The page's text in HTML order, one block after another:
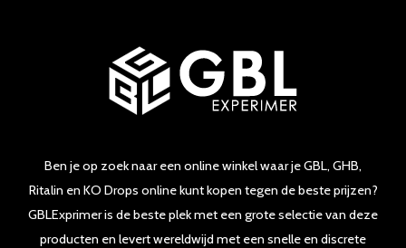
Ben je op zoek naar een online winkel waar je GBL, GHB,
Ritalin en KO Drops online kunt kopen tegen de beste prijzen?
GBLExprimer is de beste plek met een grote selectie van deze
producten en levert wereldwijd met een snelle en discrete